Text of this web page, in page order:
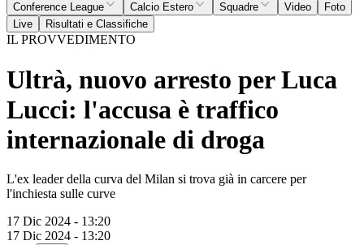
Conference League
Calcio Estero Squadre Video
Foto
Live
Risultati e Classifiche
IL PROVVEDIMENTO
Ultrà, nuovo arresto per Luca
Lucci: l'accusa è traffico
internazionale di droga
L'ex leader della curva del Milan si trova già in carcere per
l'inchiesta sulle curve
17 Dic 2024 - 13:20
17 Dic 2024 - 13:20